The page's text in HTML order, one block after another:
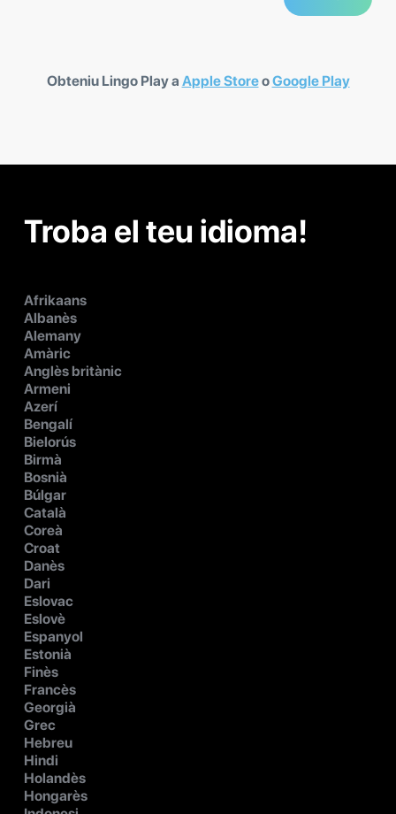
Obteniu Lingo Play a Apple StoreoGoogle Play
Troba el teu idioma!
Afrikaans
Albanès
Alemany
Amàric
Anglès britànic
Armeni
Azerí
Bengalí
Bielorús
Birmà
Bosnià
Búlgar
Català
Coreà
Croat
Danès
Dari
Eslovac
Eslovè
Espanyol
Estonià
Finès
Francès
Georgià
Grec
Hebreu
Hindi
Holandès
Hongarès